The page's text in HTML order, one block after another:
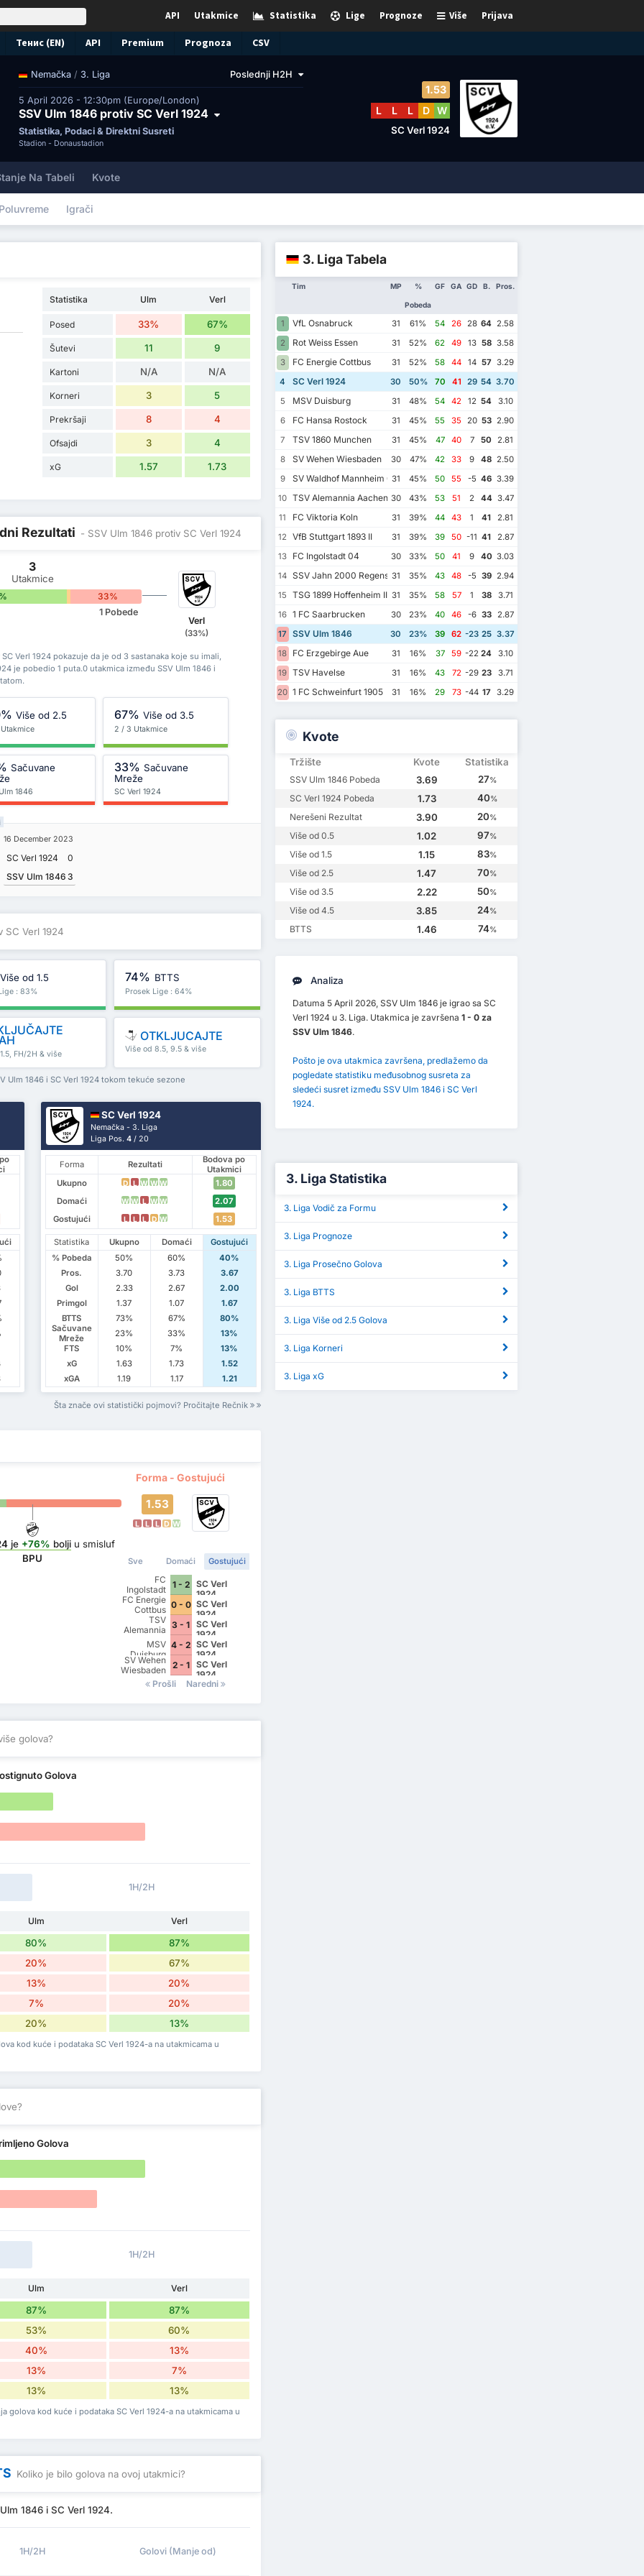
Prijava
Više
Prognoze
Lige
Statistika
Utakmice
API
Тенис (EN) API Premium Prognoza CSV
Nemačka / 3. Liga Poslednji H2H
5 April 2026 - 12:30pm (Europe/London)
SSV Ulm 1846 protiv SC Verl 1924
Statistika, Podaci & Direktni Susreti
Stadion - Donaustadion
1.53
L
L L D W
SC Verl 1924
Na Tabeli Kvote
Poluvreme Igrači
Statistika Ulm Verl
Posed 33% 67%
Šutevi 11 9
Kartoni N/A N/A
Korneri 3 5
Prekršaji 8 4
Ofsajdi 3 4
xG 1.57 1.73
Rezultati - SSV Ulm 1846 protiv SC Verl 1924
3
Utakmice
33%
1 Pobede
Verl
(33%)
Verl 1924 pokazuje da je od 3 sastanaka koje su imali,
je pobedio 1 puta.0 utakmica između SSV Ulm 1846 i
Više od 2.5 67% Više od 3.5
2 / 3 Utakmice
Sačuvane
1846
33% Sačuvane
Mreže
SC Verl 1924
16 December 2023
SC Verl 1924
0
SSV Ulm 1846 3
SC Verl 1924
Više od 1.5
: 83%
74% BTTS
Prosek Lige : 64%
FH/2H & više
OTKLJUCAJTE
Više od 8.5, 9.5 & više
Ulm 1846 i SC Verl 1924 tokom tekuće sezone
SC Verl 1924
Nemačka - 3. Liga
Liga Pos.4 / 20
Forma Rezultati
Bodova po
Utakmici
Ukupno
D L W W W
1.80
Domaći
W W L W W
2.07
Gostujući
L L L D W 1.53
Statistika Ukupno Domaći
Gostujući
% Pobeda
50% 60%
40%
Pros.
3.70 3.73
3.67
Gol
2.33 2.67
2.00
Primgol
1.37 1.07
1.67
BTTS
73% 67%
80%
Sačuvane
Mreže
23% 33%
13%
FTS
10% 7%
13%
xG
1.63 1.73
1.52
xGA
1.19 1.17 1.21
Šta znače ovi statistički pojmovi? Pročitajte Rečnik
Forma - Gostujući
je +76% bolji u smisluf
BPU
1.53
L L L D W
Sve Domaći Gostujući
FC
Ingolstadt
04
1 - 2
SC Verl
1924
FC Energie
Cottbus 0 - 0 SC Verl
1924
TSV
Alemannia
Aachen
3 - 1
SC Verl
1924
MSV
Duisburg
4 - 2 SC Verl
1924
SV Wehen
Wiesbaden
2 - 1
SC Verl
1924
Prošli
Naredni
golova?
Golova
1H/2H
Ulm
Verl
80% 87%
20% 67%
13% 20%
7% 20%
20% 13%
kod kuće i podataka SC Verl 1924-a na utakmicama u
Golova
1H/2H
Ulm
Verl
87% 87%
53% 60%
40% 13%
13% 7%
13% 13%
golova kod kuće i podataka SC Verl 1924-a na utakmicama u
Koliko je bilo golova na ovoj utakmici?
1846 i SC Verl 1924.
1H/2H Golovi (Manje od)
3. Liga Tabela
Tim MP %
Pobeda
GF GA GD B. Pros.
1 VfL Osnabruck 31 61% 54 26 28 64 2.58
2
Rot Weiss Essen 31 52% 62 49 13 58 3.58
3
FC Energie Cottbus 31 52% 58 44 14 57 3.29
4
SC Verl 1924 30 50% 70 41 29 54 3.70
5
MSV Duisburg 31 48% 54 42 12 54
3.10
6
FC Hansa Rostock 31 45% 55 35 20 53 2.90
7
TSV 1860 Munchen 31 45% 47 40 7 50 2.81
8
SV Wehen Wiesbaden 30 47% 42 33 9 48 2.50
9
SV Waldhof Mannheim 07
31 45% 50 55 -5 46 3.39
10 TSV Alemannia Aachen 30 43% 53 51 2 44 3.47
11
FC Viktoria Koln 31 39% 44 43 1 41
2.81
12
VfB Stuttgart 1893 II 31 39% 39 50 -11 41
2.87
13
FC Ingolstadt 04 30 33% 50 41 9 40 3.03
14 SSV Jahn 2000 Regensburg
31 35% 43 48 -5 39 2.94
15
TSG 1899 Hoffenheim II 31 35% 58 57 1 38
3.71
16 1 FC Saarbrucken 30 23% 40 46 -6 33 2.87
17 SSV Ulm 1846 30 23% 39 62 -23 25 3.37
18
FC Erzgebirge Aue 31 16% 37 59 -22 24
3.10
19 TSV Havelse 31 16% 43 72 -29 23
3.71
20 1 FC Schweinfurt 1905 31 16% 29 73 -44 17 3.29
Kvote
Tržište Kvote Statistika
SSV Ulm 1846 Pobeda 3.69 27%
SC Verl 1924 Pobeda 1.73 40%
Nerešeni Rezultat 3.90 20%
Više od 0.5 1.02 97%
Više od 1.5 1.15 83%
Više od 2.5 1.47 70%
Više od 3.5 2.22 50%
Više od 4.5 3.85 24%
BTTS 1.46 74%
Analiza
Datuma 5 April 2026, SSV Ulm 1846 je igrao sa SC
Verl 1924 u 3. Liga. Utakmica je završena 1 - 0 za
SSV Ulm 1846.
Pošto je ova utakmica završena, predlažemo da
pogledate statistiku međusobnog susreta za
sledeći susret između SSV Ulm 1846 i SC Verl
1924.
3. Liga Statistika
3. Liga Vodič za Formu
3. Liga Prognoze
3. Liga Prosečno Golova
3. Liga BTTS
3. Liga Više od 2.5 Golova
3. Liga Korneri
3. Liga xG